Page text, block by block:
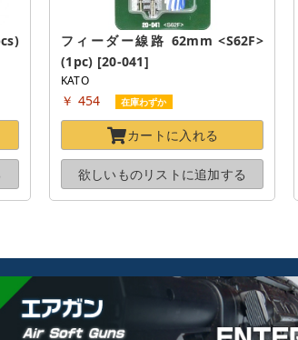
フィーダー線路 62mm <S62F>
(1pc) [20-041]
KATO
￥ 454 在庫わずか
カートに入れる
欲しいものリストに追加する